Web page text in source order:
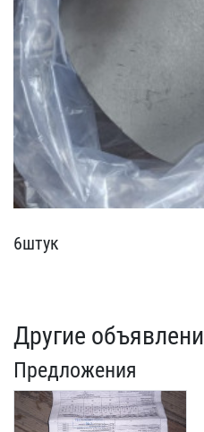
6штук
Другие
Предложения